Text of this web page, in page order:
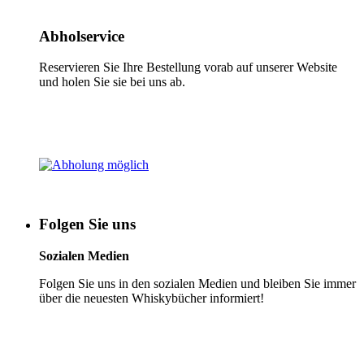
Abholservice
Reservieren Sie Ihre Bestellung vorab auf unserer Website
und holen Sie sie bei uns ab.
Folgen Sie uns
Sozialen Medien
Folgen Sie uns in den sozialen Medien und bleiben Sie immer
über die neuesten Whiskybücher informiert!